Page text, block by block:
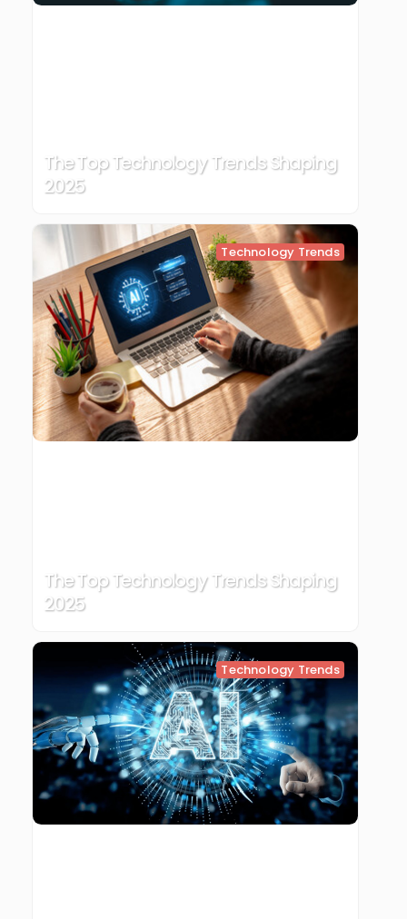
The Top Technology Trends Shaping
2025
Technology Trends
The Top Technology Trends Shaping
2025
Technology Trends